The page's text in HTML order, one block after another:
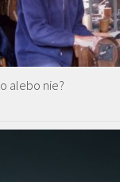
alebo nie?